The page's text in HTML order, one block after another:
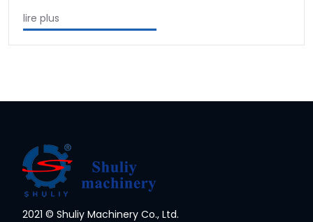
lire plus
2021 © Shuliy Machinery Co., Ltd.